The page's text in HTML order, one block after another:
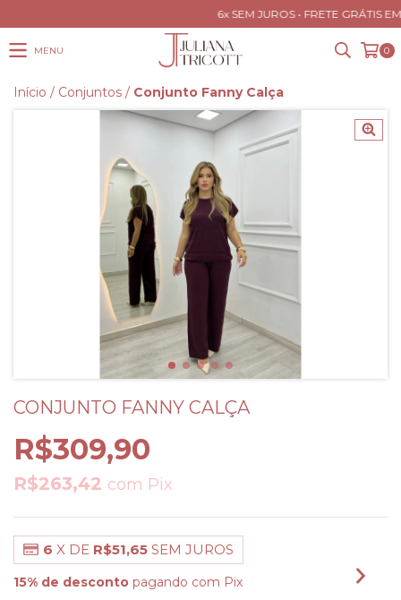
6x SEM JUROS • FRETE GRÁTIS
MENU 0
Início / Conjuntos / Conjunto Fanny Calça
CONJUNTO FANNY CALÇA
R$309,90
R$263,42 com Pix
6 X DE R$51,65 SEM JUROS
15% de desconto pagando com Pix